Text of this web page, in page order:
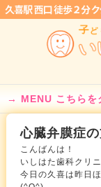
MENU こちらを
心臓弁膜症
こんばんは！
いしはた歯科クリ
今日の久喜は昨日